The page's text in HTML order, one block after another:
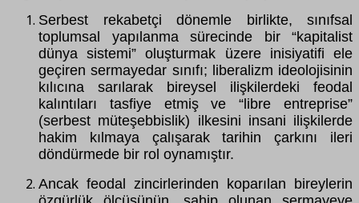
Serbest rekabetçi dönemle birlikte, sınıfsal
toplumsal yapılanma sürecinde bir “kapitalist
dünya sistemi” oluşturmak üzere inisiyatifi ele
geçiren sermayedar sınıfı; liberalizm ideolojisinin
kılıcına sarılarak bireysel ilişkilerdeki feodal
kalıntıları tasfiye etmiş ve “libre entreprise”
(serbest müteşebbislik) ilkesini insani ilişkilerde
hakim kılmaya çalışarak tarihin çarkını ileri
döndürmede bir rol oynamıştır.
Ancak feodal zincirlerinden koparılan bireylerin